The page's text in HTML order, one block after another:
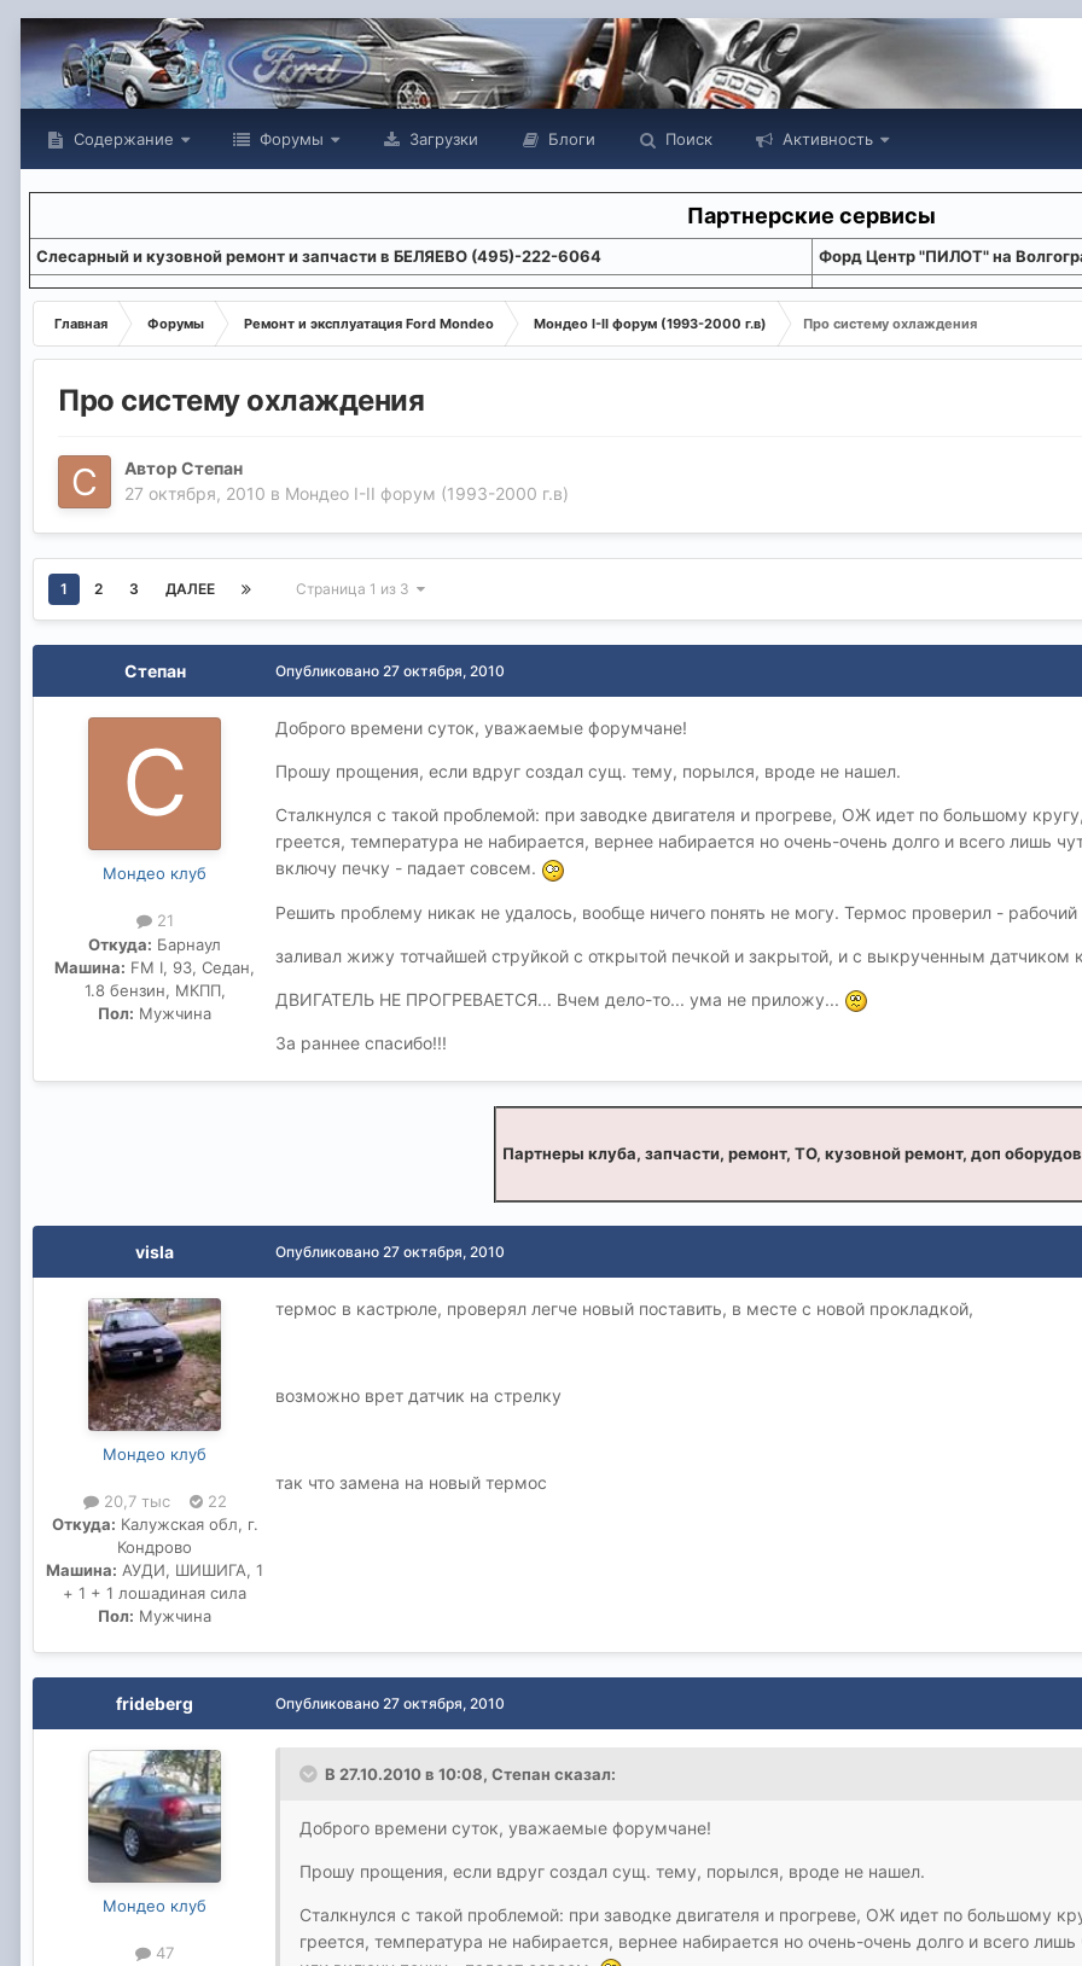
Содержание Форумы Загрузки Блоги Поиск Активность
Партнерские сервисы
Слесарный и кузовной ремонт и запчасти в БЕЛЯЕВО (495)-222-6064 Форд Центр "ПИЛОТ" на
Главная Форумы Ремонт и эксплуатация Ford Mondeo Мондео I-II форум (1993-2000 г.в) Про систему охлаждения
Про систему охлаждения
АвторСтепан
27 октября, 2010 в Мондео I-II форум (1993-2000 г.в)
1 2 3 ДАЛЕЕ Страница 1 из 3
Степан
Мондео клуб
21
Откуда: Барнаул
Машина: FM I, 93, Седан,
1.8 бензин, МКПП,
Пол: Мужчина
Опубликовано 27 октября, 2010
Доброго времени суток, уважаемые форумчане!
Прошу прощения, если вдруг создал сущ. тему, порылся, вроде не нашел.
Сталкнулся с такой проблемой: при заводке двигателя и прогреве, ОЖ идет по большому
греется, температура не набирается, вернее набирается но очень-очень долго и всего лишь
включу печку - падает совсем.
Решить проблему никак не удалось, вообще ничего понять не могу. Термос проверил -
заливал жижу тотчайшей струйкой с открытой печкой и закрытой, и с выкрученным датчиком
ДВИГАТЕЛЬ НЕ ПРОГРЕВАЕТСЯ... Вчем дело-то... ума не приложу...
За раннее спасибо!!!
Партнеры клуба, запчасти, ремонт, ТО, кузовной ремонт, доп
visla
Мондео клуб
20,7 тыс
22
Откуда: Калужская обл, г.
Кондрово
Машина: АУДИ, ШИШИГА, 1
+ 1 + 1 лошадиная сила
Пол: Мужчина
Опубликовано 27 октября, 2010
термос в кастрюле, проверял легче новый поставить, в месте с новой прокладкой,
возможно врет датчик на стрелку
так что замена на новый термос
frideberg
Мондео клуб
47
Опубликовано 27 октября, 2010
В 27.10.2010 в 10:08, Степан сказал:
Доброго времени суток, уважаемые форумчане!
Прошу прощения, если вдруг создал сущ. тему, порылся, вроде не нашел.
Сталкнулся с такой проблемой: при заводке двигателя и прогреве, ОЖ идет по большому
греется, температура не набирается, вернее набирается но очень-очень долго и всего